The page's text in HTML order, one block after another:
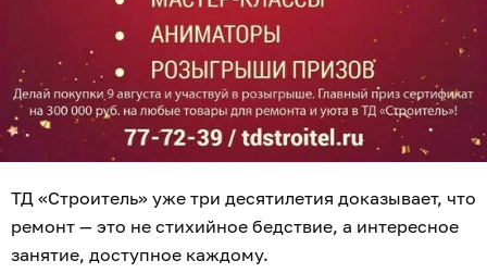
ТД «Строитель» уже три десятилетия доказывает, что
ремонт — это не стихийное бедствие, а интересное
занятие, доступное каждому.